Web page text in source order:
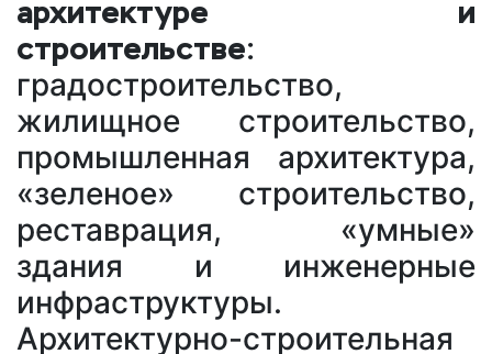
архитектуре и
строительстве:
градостроительство,
жилищное строительство,
промышленная архитектура,
«зеленое» строительство,
реставрация, «умные»
здания и инженерные
инфраструктуры.
Архитектурно-строительная